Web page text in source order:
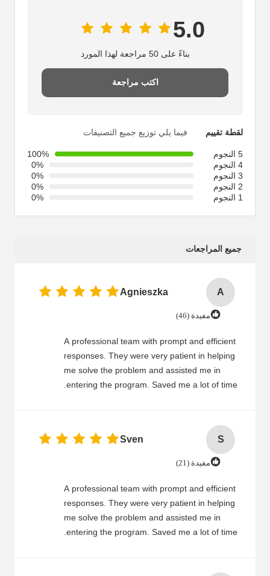
5.0
بناءً على 50 مراجعة لهذا المورد
اكتب مراجعة
لقطة تقييم فيما يلي توزيع جميع التصنيفات
5 النجوم
100%
4 النجوم
0%
3 النجوم
0%
2 النجوم
0%
1 النجوم
0%
جميع المراجعات
A
Agnieszka
مفيدة (46)
A professional team with prompt and efficient
responses. They were very patient in helping
me solve the problem and assisted me in
entering the program. Saved me a lot of time.
S
Sven
مفيدة (21)
A professional team with prompt and efficient
responses. They were very patient in helping
me solve the problem and assisted me in
entering the program. Saved me a lot of time.